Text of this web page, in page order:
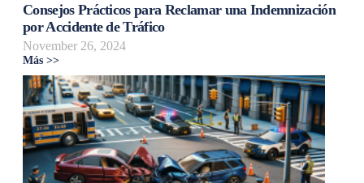
Consejos Prácticos para Reclamar una Indemnización
por Accidente de Tráfico
November 26, 2024
Más >>